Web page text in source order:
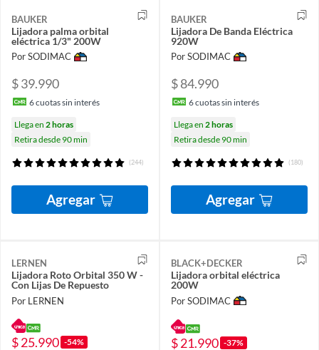
BAUKER
Lijadora palma orbital
eléctrica 1/3" 200W
Por SODIMAC
$ 39.990
6cuotas sin interés
Llega en 2 horas
Retira desde 90 min
(244)
Agregar
BAUKER
Lijadora De Banda Eléctrica
920W
Por SODIMAC
$ 84.990
6cuotas sin interés
Llega en 2 horas
Retira desde 90 min
(180)
Agregar
LERNEN
Lijadora Roto Orbital 350 W -
Con Lijas De Repuesto
Por LERNEN
$ 25.990 -54%
BLACK+DECKER
Lijadora orbital eléctrica
200W
Por SODIMAC
$ 21.990 -37%